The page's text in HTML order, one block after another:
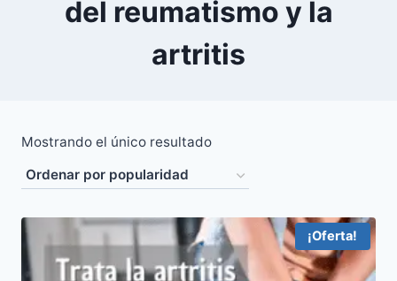
del reumatismo y la
artritis
Mostrando el único resultado
¡Oferta!